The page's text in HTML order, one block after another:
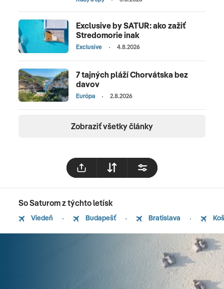
Exclusive by SATUR: ako zažiť
Stredomorie inak
Exclusive 4.8.2026
7 tajných pláží Chorvátska bez
davov
Európa 2.8.2026
Zobraziť všetky články
So Saturom z týchto letísk
Viedeň Budapešť Bratislava